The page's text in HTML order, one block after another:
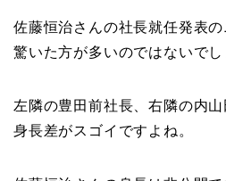
佐藤恒治さんの社長就任発表
驚いた方が多いのではないでし
左隣の豊田前社長、右隣の内
身長差がスゴイですよね。